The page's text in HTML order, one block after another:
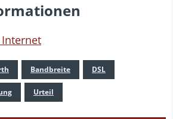
Bandbreite DSL
Urteil